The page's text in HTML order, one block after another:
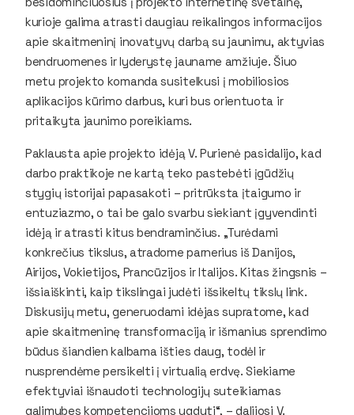
kurioje galima atrasti daugiau reikalingos informacijos
apie skaitmeninį inovatyvų darbą su jaunimu, aktyvias
bendruomenes ir lyderystę jauname amžiuje. Šiuo
metu projekto komanda susitelkusi į mobiliosios
aplikacijos kūrimo darbus, kuri bus orientuota ir
pritaikyta jaunimo poreikiams.
Paklausta apie projekto idėją V. Purienė pasidalijo, kad
darbo praktikoje ne kartą teko pastebėti įgūdžių
stygių istorijai papasakoti – pritrūksta įtaigumo ir
entuziazmo, o tai be galo svarbu siekiant įgyvendinti
idėją ir atrasti kitus bendraminčius. „Turėdami
konkrečius tikslus, atradome parnerius iš Danijos,
Airijos, Vokietijos, Prancūzijos ir Italijos. Kitas žingsnis –
išsiaiškinti, kaip tikslingai judėti išsikeltų tikslų link.
Diskusijų metu, generuodami idėjas supratome, kad
apie skaitmeninę transformaciją ir išmanius sprendimo
būdus šiandien kalbama išties daug, todėl ir
nusprendėme persikelti į virtualią erdvę. Siekiame
efektyviai išnaudoti technologijų suteikiamas
galimybes kompetencijoms ugdyti“, – dalijosi V.